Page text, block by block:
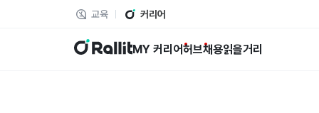
교육 커리어
랠릿 MY 커리어허브채용읽을거리